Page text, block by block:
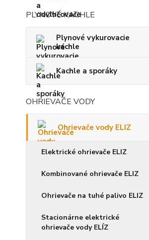
PLYNOVÉ KACHLE
Plynové vykurovacie
kachle
Kachle a sporáky
OHRIEVAČE VODY
Ohrievače vody ELIZ
Elektrické ohrievače ELIZ
Kombinované ohrievače ELIZ
Ohrievače na tuhé palivo ELIZ
Stacionárne elektrické
ohrievače vody ELÍZ